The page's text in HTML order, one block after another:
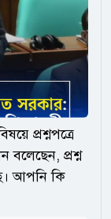
প্রশ্নপত্রে
বলেছেন, প্রশ্ন
আপনি কি